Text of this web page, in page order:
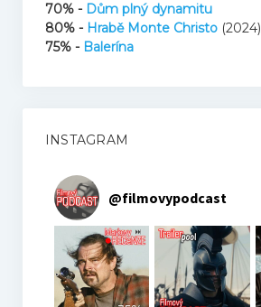
Co je to Podcast?
70% - Dům plný dynamitu
80% - Hrabě Monte Christo(2024)
75% - Balerína
INSTAGRAM
@filmovypodcast